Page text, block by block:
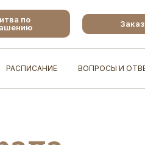
по
РАСПИСАНИЕ ВОПРОСЫ И